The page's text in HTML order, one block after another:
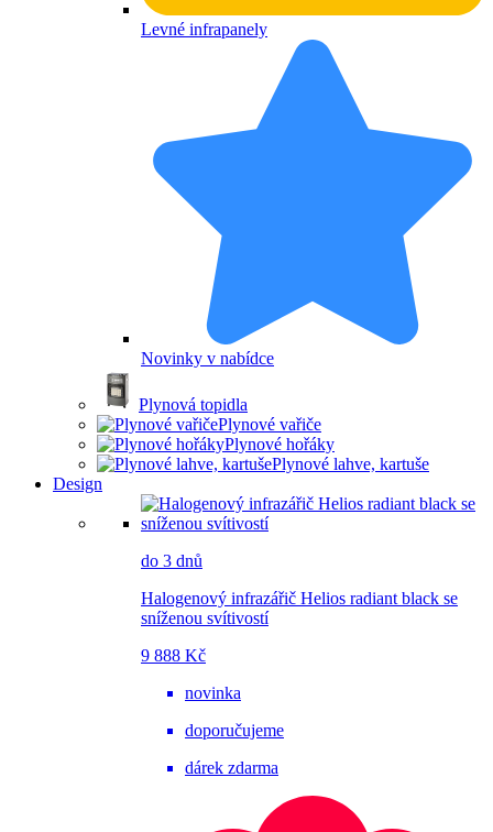
Levné infrapanely
Novinky v nabídce
Plynová topidla
Plynové vařiče
Plynové hořáky
Plynové lahve, kartuše
Design
do 3 dnů
Halogenový infrazářič Helios radiant black se
sníženou svítivostí
9 888 Kč
novinka
doporučujeme
dárek zdarma